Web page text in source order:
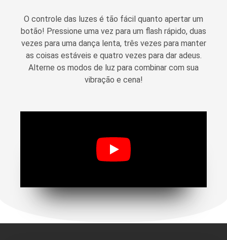
O controle das luzes é tão fácil quanto apertar um
botão! Pressione uma vez para um flash rápido, duas
vezes para uma dança lenta, três vezes para manter
as coisas estáveis e quatro vezes para dar adeus.
Alterne os modos de luz para combinar com sua
vibração e cena!